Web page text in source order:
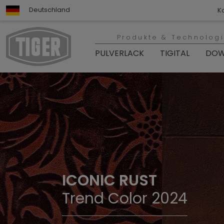
Deutschland
Produkte &
PULVERLACK TIGITAL
ICONIC RUST
Trend Color 2024